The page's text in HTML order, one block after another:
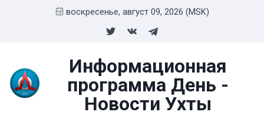
воскресенье, август 09, 2026 (MSK)
Информационная
программа День -
Новости Ухты